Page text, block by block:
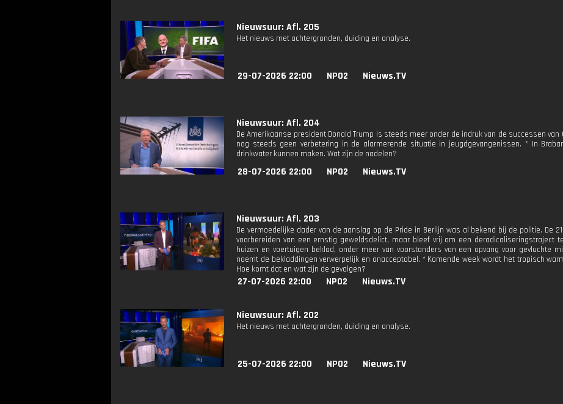
Nieuwsuur: Afl. 205
Het nieuws met achtergronden, duiding en analyse.
29-07-2026 22:00 NPO2 Nieuws.TV
Nieuwsuur: Afl. 204
De Amerikaanse president Donald Trump is steeds meer onder de indruk van de successen van
nog steeds geen verbetering in de alarmerende situatie in jeugdgevangenissen. * In
drinkwater kunnen maken. Wat zijn de nadelen?
28-07-2026 22:00 NPO2 Nieuws.TV
Nieuwsuur: Afl. 203
De vermoedelijke dader van de aanslag op de Pride in Berlijn was al bekend bij de politie. De
voorbereiden van een ernstig geweldsdelict, maar bleef vrij om een deradicaliseringstraject
huizen en voertuigen beklad, onder meer van voorstanders van een opvang voor gevluchte
noemt de bekladdingen verwerpelijk en onacceptabel. * Komende week wordt het tropisch
Hoe komt dat en wat zijn de gevolgen?
27-07-2026 22:00 NPO2 Nieuws.TV
Nieuwsuur: Afl. 202
Het nieuws met achtergronden, duiding en analyse.
25-07-2026 22:00 NPO2 Nieuws.TV